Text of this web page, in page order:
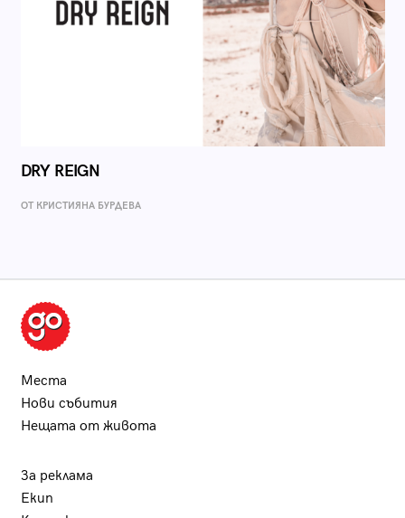
DRY REIGN
ОТ КРИСТИЯНА БУРДЕВА
Места
Нови събития
Нещата от живота
За реклама
Екип